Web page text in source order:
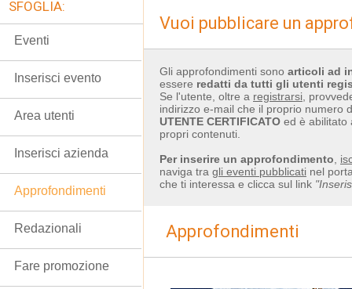
Vuoi pubblicare un
Gli approfondimenti sono articoli ad
essere redatti da tutti gli utenti
Se l'utente, oltre a registrarsi ,
indirizzo e-mail che il proprio numero
UTENTE CERTIFICATO ed è
propri contenuti.
Per inserire un approfondimento
naviga tra gli eventi pubblicati nel
che ti interessa e clicca sul link
Approfondimenti
SFOGLIA:
Eventi
Inserisci evento
Area utenti
Inserisci azienda
Approfondimenti
Redazionali
Fare promozione